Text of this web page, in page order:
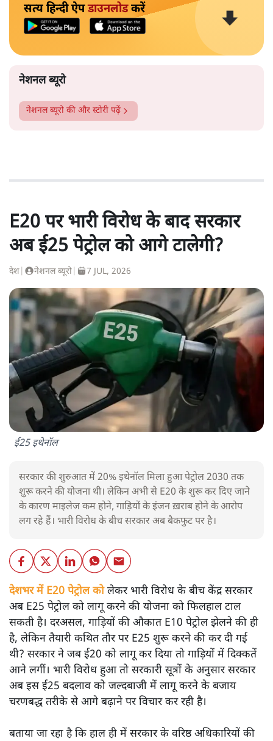
सत्य हिन्दी ऐपडाउनलोडकरें
नेशनल ब्यूरो
नेशनल ब्यूरो की और स्टोरी पढ़ें
E20 पर भारी विरोध के बाद सरकार
अब ई25 पेट्रोल को आगे टालेगी?
देश नेशनल ब्यूरो 7 JUL, 2026
ई25 इथेनॉल
सरकार की शुरुआत में 20% इथेनॉल मिला हुआ पेट्रोल 2030 तक
शुरू करने की योजना थी। लेकिन अभी से E20 के शुरू कर दिए जाने
के कारण माइलेज कम होने, गाड़ियों के इंजन ख़राब होने के आरोप
लग रहे हैं। भारी विरोध के बीच सरकार अब बैकफुट पर है।
देशभर में E20 पेट्रोल कोलेकर भारी विरोध के बीच केंद्र सरकार
अब E25 पेट्रोल को लागू करने की योजना को फिलहाल टाल
सकती है। दरअसल, गाड़ियों की औकात E10 पेट्रोल झेलने की ही
है, लेकिन तैयारी कथित तौर पर E25 शुरू करने की कर दी गई
थी? सरकार ने जब ई20 को लागू कर दिया तो गाड़ियों में दिक्कतें
आने लगीं। भारी विरोध हुआ तो सरकारी सूत्रों के अनुसार सरकार
अब इस ई25 बदलाव को जल्दबाजी में लागू करने के बजाय
चरणबद्ध तरीके से आगे बढ़ाने पर विचार कर रही है।
बताया जा रहा है कि हाल ही में सरकार के वरिष्ठ अधिकारियों की